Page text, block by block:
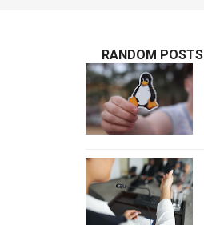
RANDOM POSTS